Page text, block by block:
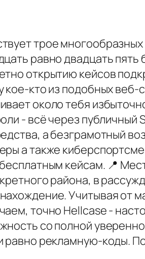
трое
равно двадцать
открытию кейсов
кое-кто из подобных веб-
около тебя
- всё через
а безграмотный
а также
кейсам. 📍
района, в
Учитывая от
точно Hellcase -
со полной
равно рекламную-коды.